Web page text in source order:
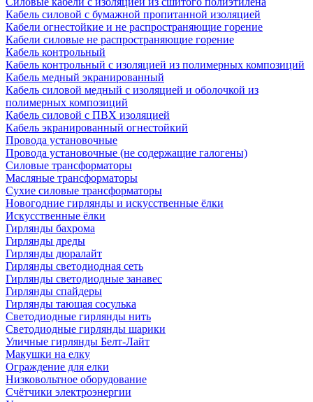
Кабель силовой с бумажной пропитанной изоляцией
Кабели огнестойкие и не распространяющие горение
Кабели силовые не распространяющие горение
Кабель контрольный
Кабель контрольный с изоляцией из полимерных композиций
Кабель медный экранированный
Кабель силовой медный с изоляцией и оболочкой из
полимерных композиций
Кабель силовой с ПВХ изоляцией
Кабель экранированный огнестойкий
Провода установочные
Провода установочные (не содержащие галогены)
Силовые трансформаторы
Масляные трансформаторы
Сухие силовые трансформаторы
Новогодние гирлянды и искусственные ёлки
Искусственные ёлки
Гирлянды бахрома
Гирлянды дреды
Гирлянды дюралайт
Гирлянды светодиодная сеть
Гирлянды светодиодные занавес
Гирлянды спайдеры
Гирлянды тающая сосулька
Светодиодные гирлянды нить
Светодиодные гирлянды шарики
Уличные гирлянды Белт-Лайт
Макушки на елку
Ограждение для елки
Низковольтное оборудование
Счётчики электроэнергии